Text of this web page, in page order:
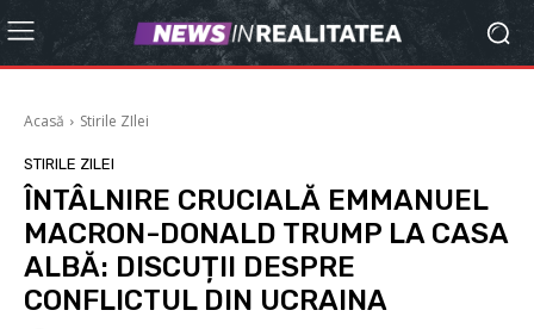
Acasă Stirile ZIlei
STIRILE ZILEI
ÎNTÂLNIRE CRUCIALĂ EMMANUEL
MACRON-DONALD TRUMP LA CASA
ALBĂ: DISCUȚII DESPRE
CONFLICTUL DIN UCRAINA